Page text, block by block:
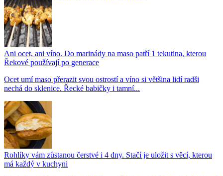
Ani ocet, ani víno. Do marinády na maso patří 1 tekutina, kterou
Řekové používají po generace
Ocet umí maso přerazit svou ostrostí a víno si většina lidí radši
nechá do sklenice. Řecké babičky i tamní...
Rohlíky vám zůstanou čerstvé i 4 dny. Stačí je uložit s věcí, kterou
má každý v kuchyni